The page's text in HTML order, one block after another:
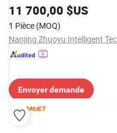
photoélectrique PTZ numérique
11 700,00 $US
1 Pièce (MOQ)
Envoyer demande